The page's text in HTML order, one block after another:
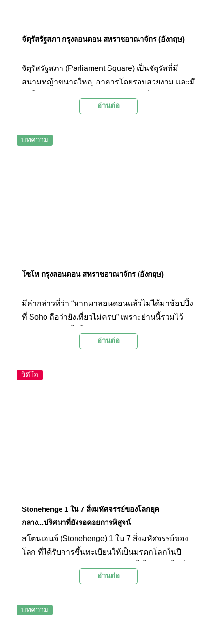
จัตุรัสรัฐสภา กรุงลอนดอน สหราชอาณาจักร (อังกฤษ)
จัตุรัสรัฐสภา (Parliament Square) เป็นจัตุรัสที่มี
สนามหญ้าขนาดใหญ่ อาคารโดยรอบสวยงาม และมี
อ่านต่อ
บทความ
โซโห กรุงลอนดอน สหราชอาณาจักร (อังกฤษ)
มีคำกล่าวที่ว่า “หากมาลอนดอนเเล้วไม่ได้มาช้อปปิ้ง
ที่ Soho ถือว่ายังเที่ยวไม่ครบ” เพราะย่านนี้รวมไว้
ที่เรียกได้ว่าน่าสนใจที่สุดในลอนดอน
อ่านต่อ
วิดีโอ
Stonehenge 1 ใน 7 สิ่งมหัศจรรย์ของโลกยุค
กลาง...ปริศนาที่ยังรอคอยการพิสูจน์
สโตนเฮนจ์ (Stonehenge) 1 ใน 7 สิ่งมหัศจรรย์ของ
โลก ที่ได้รับการขึ้นทะเบียนให้เป็นมรดกโลกในปี
ราบซอลส์บรี (Salisbury Plain) ประเทศอังกฤษ
อ่านต่อ
บทความ